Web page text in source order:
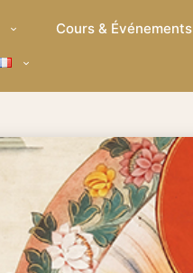
Cours & Événements